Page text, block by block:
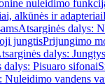
nuleidimo
alkūnės ir adapteriai
Atsarginės dalys:
jungtisPrijungimo
dalys:
dalys: Pisuaro sifonai
Nuleidimo vandens